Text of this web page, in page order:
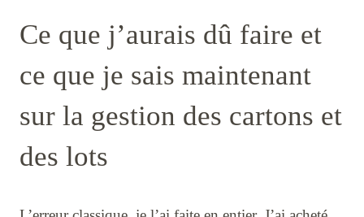
Ce que j’aurais dû faire et
ce que je sais maintenant
sur la gestion des cartons et
des lots